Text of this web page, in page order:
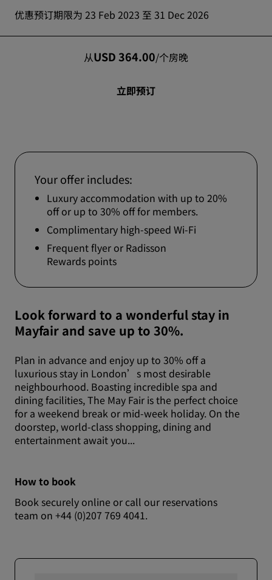
优惠预订期限为 23 Feb 2023 至 31 Dec 2026
从USD 364.00/个房晚
立即预订
Look forward to a wonderful stay in
Mayfair and save up to 30%.
Plan in advance and enjoy up to 30% off a
luxurious stay in London’s most desirable
neighbourhood. Boasting incredible spa and
dining facilities, The May Fair is the perfect choice
for a weekend break or mid-week holiday. On the
doorstep, world-class shopping, dining and
entertainment await you...
How to book
Book securely online or call our reservations
team on +44 (0)207 769 4041.
Your offer includes:
Luxury accommodation with up to 20%
off or up to 30% off for members.
Complimentary high-speed Wi-Fi
Frequent flyer or Radisson
Rewards points